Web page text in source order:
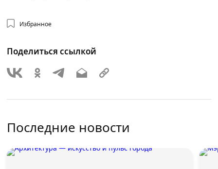
Избранное
Поделиться ссылкой
Последние новости